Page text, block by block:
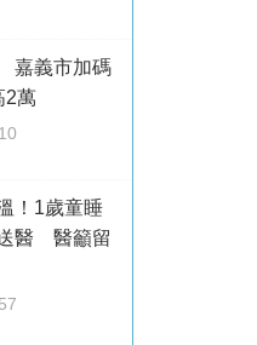
嘉義市加碼
2萬
！1歲童睡
醫 醫籲留